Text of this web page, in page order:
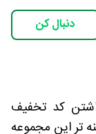
دنبال کن
داشتن کد تخفیف
تر این مجموعه